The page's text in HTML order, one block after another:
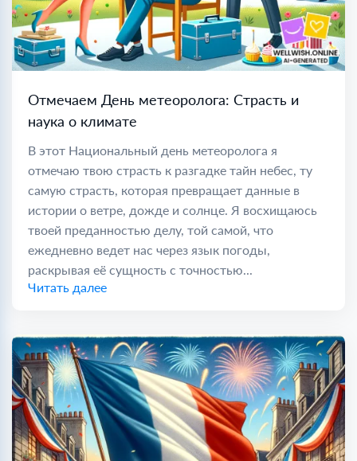
Отмечаем День метеоролога: Страсть и
наука о климате
В этот Национальный день метеоролога я
отмечаю твою страсть к разгадке тайн небес, ту
самую страсть, которая превращает данные в
истории о ветре, дожде и солнце. Я восхищаюсь
твоей преданностью делу, той самой, что
ежедневно ведет нас через язык погоды,
раскрывая её сущность с точностью...
Читать далее